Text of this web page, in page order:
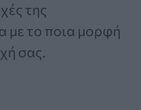
της
με το ποια μορφή
σας.